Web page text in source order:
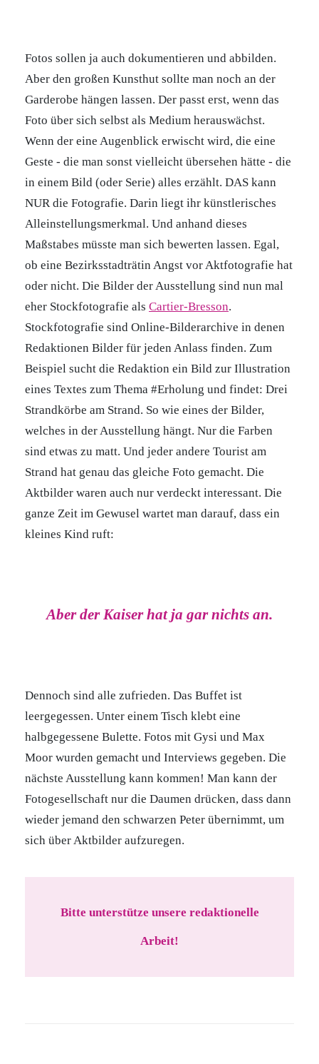
Fotos sollen ja auch dokumentieren und abbilden.
Aber den großen Kunsthut sollte man noch an der
Garderobe hängen lassen. Der passt erst, wenn das
Foto über sich selbst als Medium herauswächst.
Wenn der eine Augenblick erwischt wird, die eine
Geste - die man sonst vielleicht übersehen hätte - die
in einem Bild (oder Serie) alles erzählt. DAS kann
NUR die Fotografie. Darin liegt ihr künstlerisches
Alleinstellungsmerkmal. Und anhand dieses
Maßstabes müsste man sich bewerten lassen. Egal,
ob eine Bezirksstadträtin Angst vor Aktfotografie hat
oder nicht. Die Bilder der Ausstellung sind nun mal
eher Stockfotografie als Cartier-Bresson.
Stockfotografie sind Online-Bilderarchive in denen
Redaktionen Bilder für jeden Anlass finden. Zum
Beispiel sucht die Redaktion ein Bild zur Illustration
eines Textes zum Thema #Erholung und findet: Drei
Strandkörbe am Strand. So wie eines der Bilder,
welches in der Ausstellung hängt. Nur die Farben
sind etwas zu matt. Und jeder andere Tourist am
Strand hat genau das gleiche Foto gemacht. Die
Aktbilder waren auch nur verdeckt interessant. Die
ganze Zeit im Gewusel wartet man darauf, dass ein
kleines Kind ruft:
Aber der Kaiser hat ja gar nichts an.
Dennoch sind alle zufrieden. Das Buffet ist
leergegessen. Unter einem Tisch klebt eine
halbgegessene Bulette. Fotos mit Gysi und Max
Moor wurden gemacht und Interviews gegeben. Die
nächste Ausstellung kann kommen! Man kann der
Fotogesellschaft nur die Daumen drücken, dass dann
wieder jemand den schwarzen Peter übernimmt, um
sich über Aktbilder aufzuregen.
Bitte unterstütze unsere redaktionelle
Arbeit!